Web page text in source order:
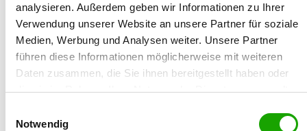
analysieren. Außerdem geben wir Informationen zu Ihrer
Verwendung unserer Website an unsere Partner für soziale
Medien, Werbung und Analysen weiter. Unsere Partner
führen diese Informationen möglicherweise mit weiteren
Daten zusammen, die Sie ihnen bereitgestellt haben oder
die sie im Rahmen Ihrer Nutzung der Dienste gesammelt
Sie unsere Webseite weiterhin nutzen.
Notwendig
Arno Schneider
Straße/Nr.:
Prinz-Otto-Str. 4
Plz/Ort: